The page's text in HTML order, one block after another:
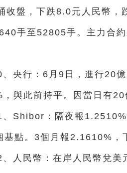
收盤，下跌8.0元人民幣
手至52805手。主力合
、央行：6月9日，進行20
與此前持平。因當日有20
、Shibor：隔夜報
基點。3個月報2.1610%，
、人民幣：在岸人民幣兌